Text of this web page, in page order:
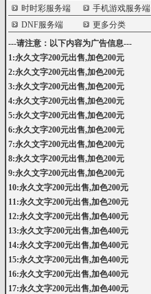
时时彩服务端
手机游戏服务端
DNF服务端
更多分类
---请注意：以下内容为广告信息---
1:永久文字200元出售,加色200元
2:永久文字200元出售,加色200元
3:永久文字200元出售,加色200元
4:永久文字200元出售,加色200元
5:永久文字200元出售,加色200元
6:永久文字200元出售,加色200元
7:永久文字200元出售,加色200元
8:永久文字200元出售,加色200元
9:永久文字200元出售,加色200元
10:永久文字200元出售,加色200元
11:永久文字200元出售,加色200元
12:永久文字200元出售,加色400元
13:永久文字200元出售,加色400元
14:永久文字200元出售,加色400元
15:永久文字200元出售,加色400元
16:永久文字200元出售,加色400元
17:永久文字200元出售,加色400元